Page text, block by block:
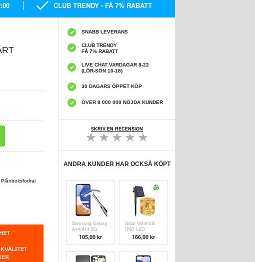
CLUB TRENDY - FÅ 7% RABATT
SNABB LEVERANS
CLUB TRENDY
FÅ 7% RABATT
LIVE CHAT VARDAGAR 8-22
(LÖR-SÖN 10-18)
30 DAGARS ÖPPET KÖP
ÖVER 8 000 000 NÖJDA KUNDER
SKRIV EN RECENSION
ANDRA KUNDER HAR OCKSÅ KÖPT
Samsung Galaxy
A14/A14 5G
Härdat Glas
Skärmskydd -
9H, 0.3mm - Klar
105,00 kr
Solar Vattentät
IP67 LED
Ljusslinga - 32m
- Gul
166,00 kr